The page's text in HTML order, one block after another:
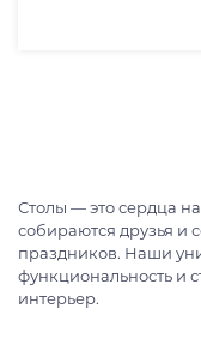
Столы — это сердца
собираются друзья и
праздников. Наши
функциональность и
интерьер.